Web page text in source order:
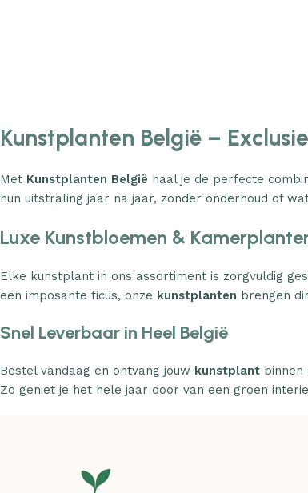
Kunstplanten België –
Met Kunstplanten België haal je de perfecte
hun uitstraling jaar na jaar, zonder onderhoud of
Luxe Kunstbloemen &
Elke kunstplant in ons assortiment is zorgvuldig
een imposante ficus, onze kunstplanten brengen
Snel Leverbaar in Heel België
Bestel vandaag en ontvang jouw kunstplant
Zo geniet je het hele jaar door van een groen